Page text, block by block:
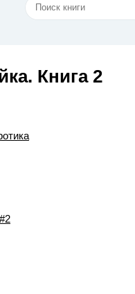
Книга 2